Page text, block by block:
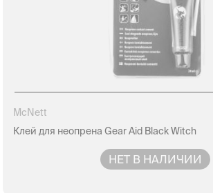
McNett
Клей для неопрена Gear Aid Black Witch
НЕТ В НАЛИЧИИ